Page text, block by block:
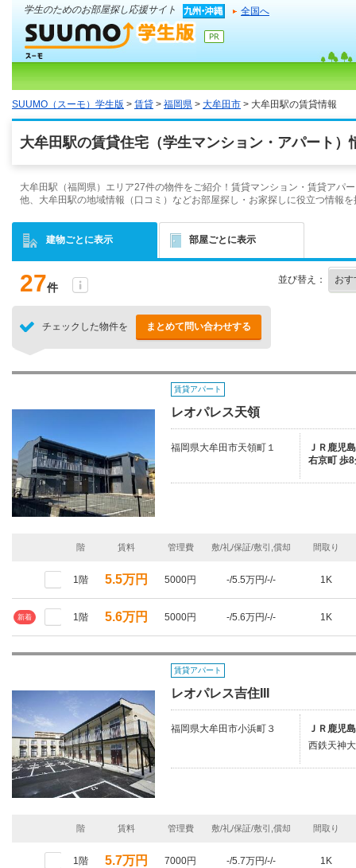
学生のためのお部屋探し応援サイト 全国へ
SUUMO（スーモ）学生版 > 賃貸 > 福岡県 > 大牟田市 > 大牟田駅の賃貸情報
大牟田駅の賃貸住宅（学生マンション・アパート）
大牟田駅（福岡県）エリア27件の物件をご紹介！賃貸マンション・賃貸アパ
他、大牟田駅の地域情報（口コミ）などお部屋探し・お家探しに役立つ情報
建物ごとに表示 部屋ごとに表示
27件
並び替え：
チェックした物件を まとめて問い合わせする
賃貸アパート
レオパレス天領
福岡県大牟田市天領町１
ＪＲ鹿児
右京町 歩
階 賃料 管理費 敷/礼/保証/敷引,償却 間取り
1階 5.5万円 5000円 -/5.5万円/-/- 1K
新着 1階 5.6万円 5000円 -/5.6万円/-/- 1K
賃貸アパート
レオパレス吉住III
福岡県大牟田市小浜町３
ＪＲ鹿児
西鉄天神
階 賃料 管理費 敷/礼/保証/敷引,償却 間取り
1階 5.7万円 7000円 -/5.7万円/-/- 1K